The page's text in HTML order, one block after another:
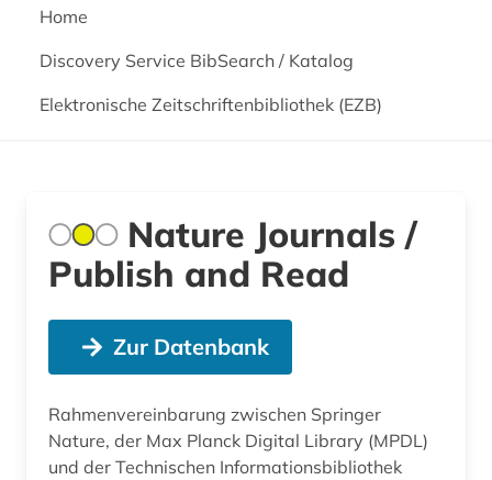
Home
Discovery Service BibSearch / Katalog
Elektronische Zeitschriftenbibliothek (EZB)
Nature Journals /
Publish and Read
Zur Datenbank
Rahmenvereinbarung zwischen Springer
Nature, der Max Planck Digital Library (MPDL)
und der Technischen Informationsbibliothek